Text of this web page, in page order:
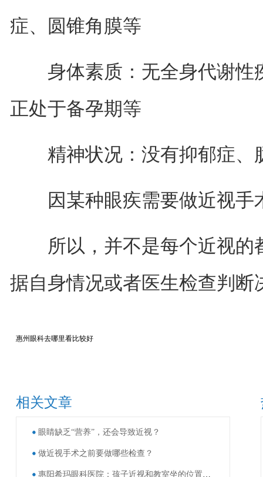
症、圆锥角膜等
身体素质：无全身代谢性
正处于备孕期等
精神状况：没有抑郁症、
因某种眼疾需要做近视手
所以，并不是每个近视的
据自身情况或者医生检查判断
惠州眼科去哪里看比较好
相关文章
眼睛缺乏“营养”，还会导致近视？
做近视手术之前要做哪些检查？
惠阳希玛眼科医院：孩子近视和教室坐的位置有关？